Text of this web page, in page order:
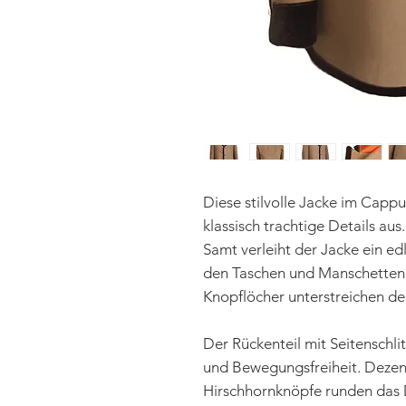
Diese stilvolle Jacke im
klassisch trachtige Details
Samt verleiht der Jacke ein
den Taschen und
Knopflöcher unterstreichen
Der Rückenteil mit
und Bewegungsfreiheit.
Hirschhornknöpfe runden das